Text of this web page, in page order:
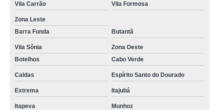
Vila Carrão Vila Formosa
Zona Leste
Barra Funda
Butantã
Vila Sônia
Zona Oeste
Botelhos
Cabo Verde
Caldas Espírito Santo do Dourado
Extrema Itajubá
Itapeva Munhoz